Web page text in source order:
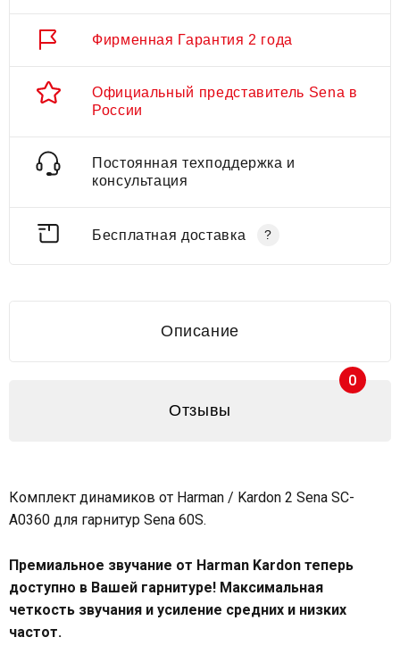
Фирменная Гарантия 2 года
Официальный представитель Sena в
России
Постоянная техподдержка и
консультация
Бесплатная доставка ?
Описание
Отзывы
0
Комплект динамиков от Harman / Kardon 2 Sena SC-
A0360 для гарнитур Sena 60S.
Премиальное звучание от Harman Kardon теперь
доступно в Вашей гарнитуре! Максимальная
четкость звучания и усиление средних и низких
частот.